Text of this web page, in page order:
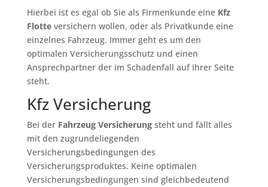
Hierbei ist es egal ob Sie als Firmenkunde eine Kfz
Flotteversichern wollen, oder als Privatkunde eine
einzelnes Fahrzeug. Immer geht es um den
optimalen Versicherungsschutz und einen
Ansprechpartner der im Schadenfall auf Ihrer Seite
steht.
Kfz Versicherung
Bei der Fahrzeug Versicherungsteht und fällt alles
mit den zugrundeliegenden
Versicherungsbedingungen des
Versicherungsproduktes. Keine optimalen
Versicherungsbedingungen sind gleichbedeutend